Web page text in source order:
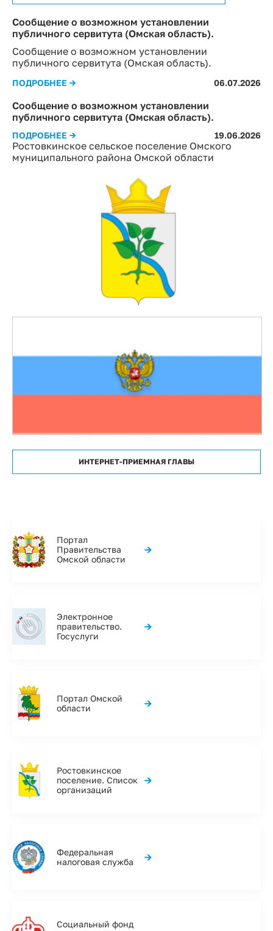
Ростовкинское сельское поселение Омского
муниципального района Омской области
ИНТЕРНЕТ-ПРИЕМНАЯ ГЛАВЫ
Сообщение о возможном установлении
публичного сервитута (Омская область).
Сообщение о возможном установлении
публичного сервитута (Омская область).
ПОДРОБНЕЕ → 06.07.2026
Сообщение о возможном установлении
публичного сервитута (Омская область).
ПОДРОБНЕЕ → 19.06.2026
Портал
Правительства
Омской области
→
Электронное
правительство.
Госуслуги
→
Портал Омской
области
→
Ростовкинское
поселение. Список
организаций
→
Федеральная
налоговая служба
→
Социальный фонд